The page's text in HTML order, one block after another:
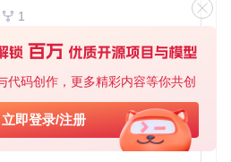
代码创作，更多精彩内容等你共创
立即登录/注册
现多设备音乐管理？
、平板上的音乐收藏如何保持一致
同步功能支持局域网内设备自动发
1
基于Python的Xiaozhi AI，适用于想要完整Xiaozhi体验而无需拥有专用硬件的用户。
1